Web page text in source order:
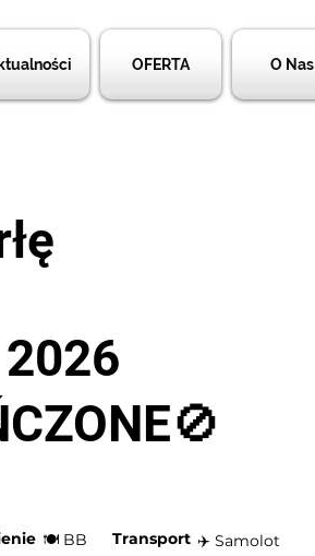
OFERTA O Nas
🍽️ BB Transport ✈️ Samolot